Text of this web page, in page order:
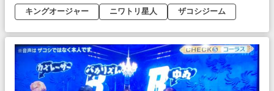
キングオージャー
ニワトリ星人 ザコシジーム